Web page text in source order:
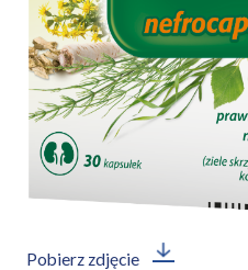
Pobierz zdjęcie